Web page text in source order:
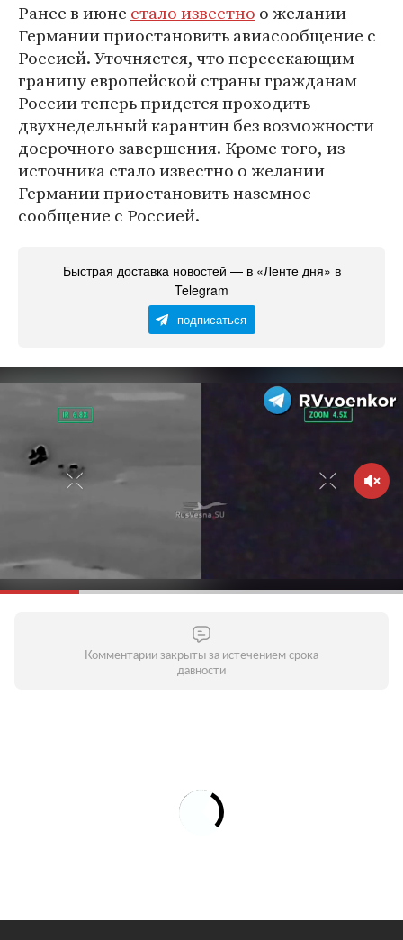
Ранее в июне стало известно о желании
Германии приостановить авиасообщение с
Россией. Уточняется, что пересекающим
границу европейской страны гражданам
России теперь придется проходить
двухнедельный карантин без возможности
досрочного завершения. Кроме того, из
источника стало известно о желании
Германии приостановить наземное
сообщение с Россией.
Быстрая доставка новостей — в «Ленте дня» в
Telegram
подписаться
Комментарии закрыты за истечением срока
давности